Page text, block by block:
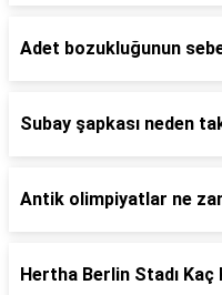
Adet bozukluğunun
Subay şapkası neden
Antik olimpiyatlar ne
Hertha Berlin Stadı